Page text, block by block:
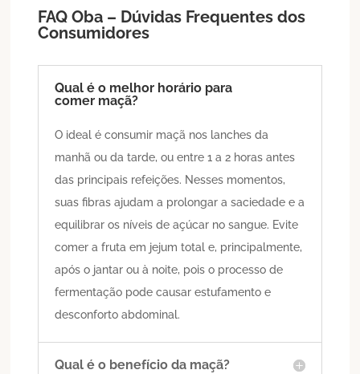
FAQ Oba – Dúvidas Frequentes dos
Consumidores
Qual é o melhor horário para
comer maçã?
O ideal é consumir maçã nos lanches da
manhã ou da tarde, ou entre 1 a 2 horas antes
das principais refeições. Nesses momentos,
suas fibras ajudam a prolongar a saciedade e a
equilibrar os níveis de açúcar no sangue. Evite
comer a fruta em jejum total e, principalmente,
após o jantar ou à noite, pois o processo de
fermentação pode causar estufamento e
desconforto abdominal.
Qual é o benefício da maçã?